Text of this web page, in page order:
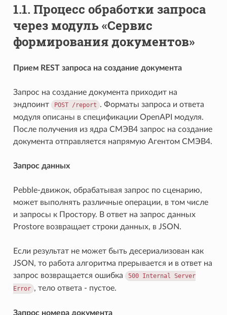
1.1. Процесс обработки запроса
через модуль «Сервис
формирования документов»
Прием REST запроса на создание документа
Запрос на создание документа приходит на
эндпоинт
POST /report . Форматы запроса и ответа
модуля описаны в спецификации OpenAPI модуля.
После получения из ядра СМЭВ4 запрос на создание
документа отправляется напрямую Агентом СМЭВ4.
Запрос данных
Pebble-движок, обрабатывая запрос по сценарию,
может выполнять различные операции, в том числе
и запросы к Простору. В ответ на запрос данных
Prostore возвращает строки данных, в JSON.
Если результат не может быть десериализован как
JSON, то работа алгоритма прерывается и в ответ на
запрос возвращается ошибка
500 Internal Server
Error , тело ответа - пустое.
Запрос номера документа